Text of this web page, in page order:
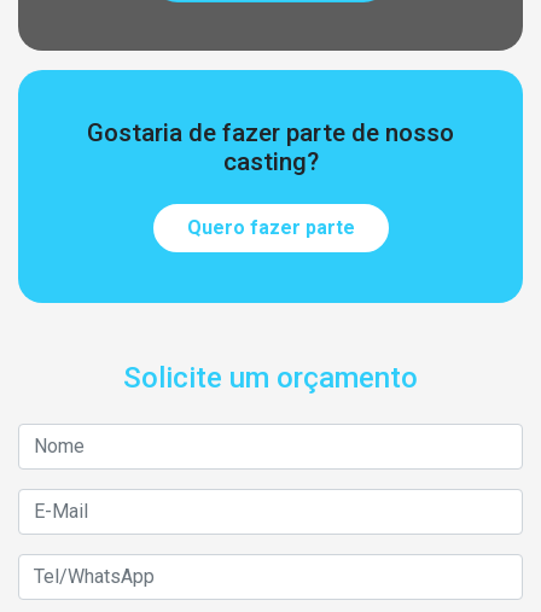
Gostaria de fazer parte de nosso
casting?
Quero fazer parte
Solicite um orçamento